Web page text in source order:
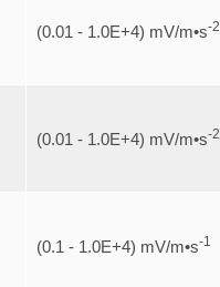
(0.01 - 1.0E+4) mV/m•s-2
(0.01 - 1.0E+4) mV/m•s-2
(0.1 - 1.0E+4) mV/m•s-1